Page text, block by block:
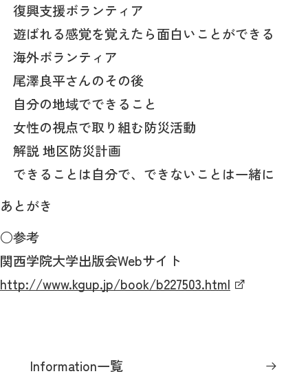
復興支援ボランティア
遊ばれる感覚を覚えたら面白いことができる
海外ボランティア
尾澤良平さんのその後
自分の地域でできること
女性の視点で取り組む防災活動
解説 地区防災計画
できることは自分で、できないことは一緒に
あとがき
○参考
関西学院大学出版会Webサイト
http://www.kgup.jp/book/b227503.html
Information一覧